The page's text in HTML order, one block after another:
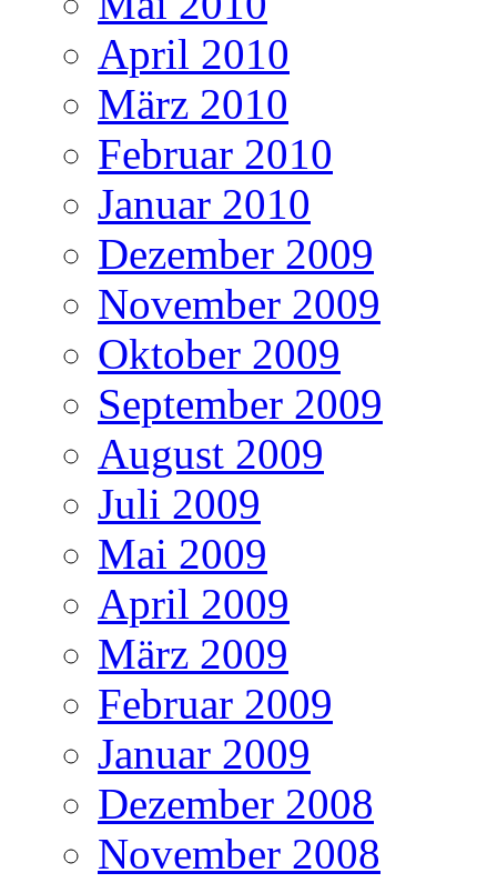
April 2010
März 2010
Februar 2010
Januar 2010
Dezember 2009
November 2009
Oktober 2009
September 2009
August 2009
Juli 2009
Mai 2009
April 2009
März 2009
Februar 2009
Januar 2009
Dezember 2008
November 2008